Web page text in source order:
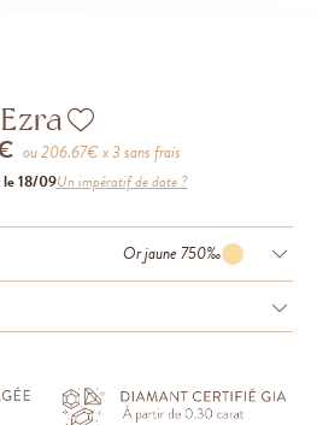
Ezra
ou206.67€ x 3 sans frais
le 18/09Un impératif de date ?
Or jaune 750‰